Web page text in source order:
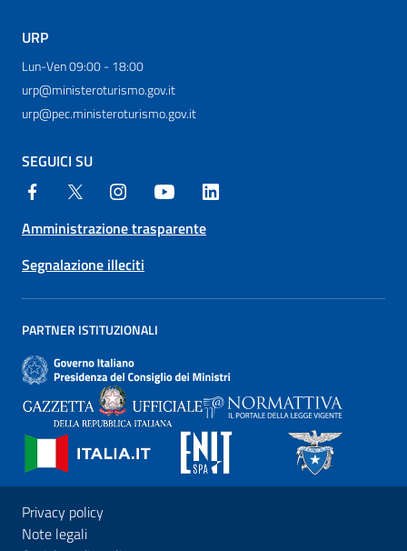
URP
Lun-Ven 09:00 - 18:00
urp@ministeroturismo.gov.it
urp@pec.ministeroturismo.gov.it
SEGUICI SU
Amministrazione trasparente
Segnalazione illeciti
PARTNER ISTITUZIONALI
Privacy policy
Note legali